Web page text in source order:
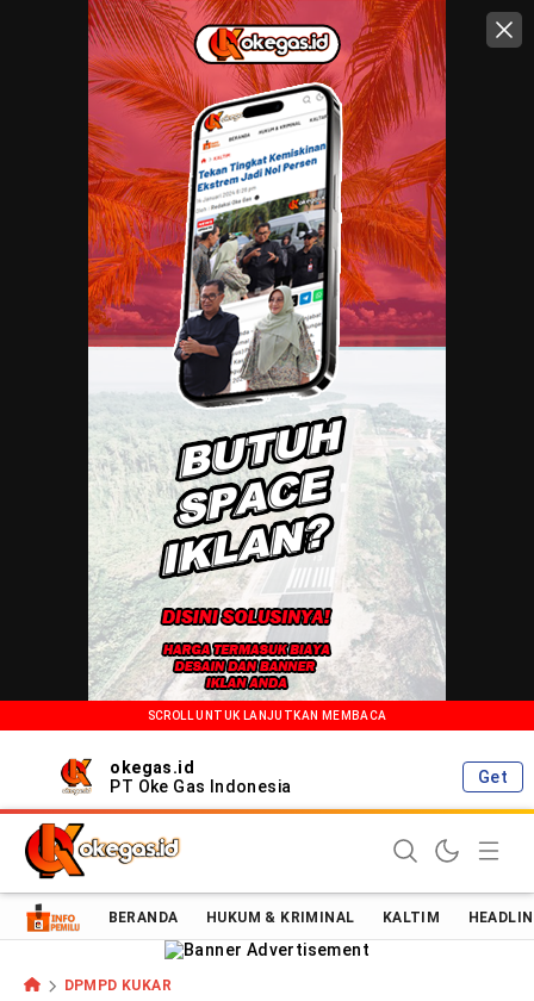
SCROLL UNTUK LANJUTKAN MEMBACA
okegas.id
PT Oke Gas Indonesia
Get
Oke Gas Indonesia | Energi Positif Informasi Terkini!
BERANDA HUKUM & KRIMINAL KALTIM
DPMPD KUKAR